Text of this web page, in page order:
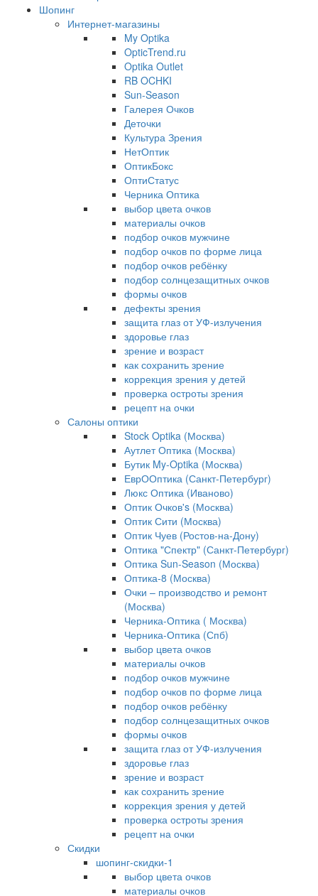
Шопинг
Интернет-магазины
My Optika
OpticTrend.ru
Optika Outlet
RB OCHKI
Sun-Season
Галерея Очков
Деточки
Культура Зрения
НетОптик
ОптикБокс
ОптиСтатус
Черника Оптика
выбор цвета очков
материалы очков
подбор очков мужчине
подбор очков по форме лица
подбор очков ребёнку
подбор солнцезащитных очков
формы очков
дефекты зрения
защита глаз от УФ-излучения
здоровье глаз
зрение и возраст
как сохранить зрение
коррекция зрения у детей
проверка остроты зрения
рецепт на очки
Салоны оптики
Stock Optika (Москва)
Аутлет Оптика (Москва)
Бутик My-Optika (Москва)
ЕврООптика (Санкт-Петербург)
Люкс Оптика (Иваново)
Оптик Очков's (Москва)
Оптик Сити (Москва)
Оптик Чуев (Ростов-на-Дону)
Оптика "Спектр" (Санкт-Петербург)
Оптика Sun-Season (Москва)
Оптика-8 (Москва)
Очки – производство и ремонт
(Москва)
Черника-Оптика ( Москва)
Черника-Оптика (Спб)
выбор цвета очков
материалы очков
подбор очков мужчине
подбор очков по форме лица
подбор очков ребёнку
подбор солнцезащитных очков
формы очков
защита глаз от УФ-излучения
здоровье глаз
зрение и возраст
как сохранить зрение
коррекция зрения у детей
проверка остроты зрения
рецепт на очки
Скидки
шопинг-скидки-1
выбор цвета очков
материалы очков